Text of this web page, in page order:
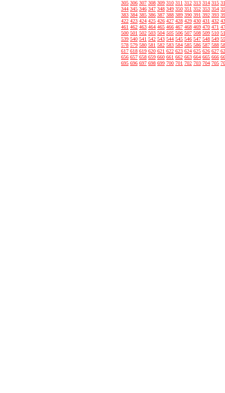
305 306 307 308 309 310 311 312 313 314 315
344 345 346 347 348 349 350 351 352 353 354
383 384 385 386 387 388 389 390 391 392 393
422 423 424 425 426 427 428 429 430 431 432
461 462 463 464 465 466 467 468 469 470 471
500 501 502 503 504 505 506 507 508 509 510
539 540 541 542 543 544 545 546 547 548 549
578 579 580 581 582 583 584 585 586 587 588
617 618 619 620 621 622 623 624 625 626 627
656 657 658 659 660 661 662 663 664 665 666
695 696 697 698 699 700 701 702 703 704 705